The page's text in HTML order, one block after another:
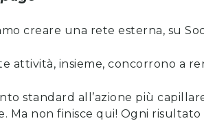
creare una rete esterna, su
attività, insieme, concorrono a
standard all’azione più
Ma non finisce qui! Ogni